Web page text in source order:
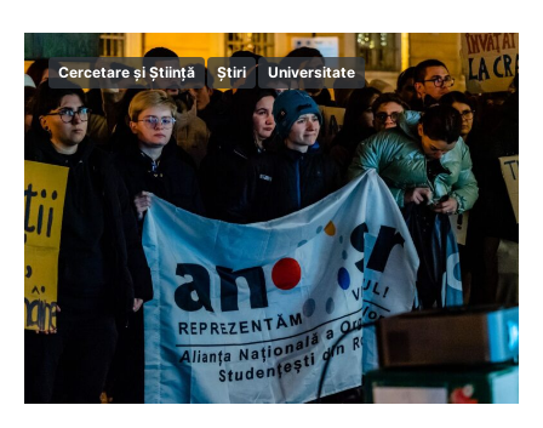
Cercetare și Știință Știri Universitate